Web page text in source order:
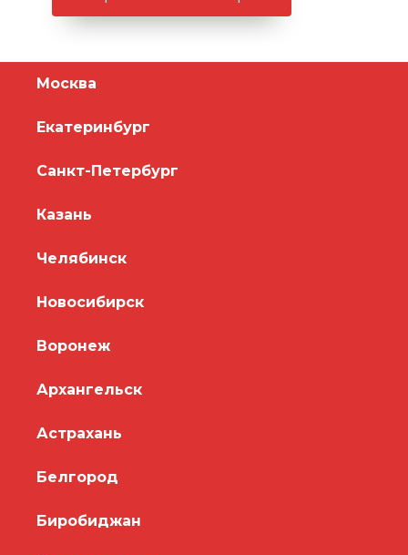
Москва
Екатеринбург
Санкт-Петербург
Казань
Челябинск
Новосибирск
Воронеж
Архангельск
Астрахань
Белгород
Биробиджан